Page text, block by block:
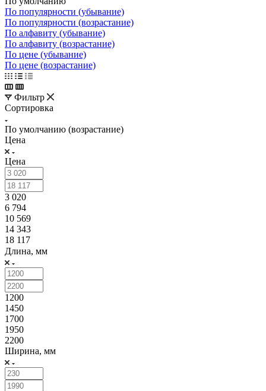
По популярности (убывание)
По популярности (возрастание)
По алфавиту (убывание)
По алфавиту (возрастание)
По цене (убывание)
По цене (возрастание)
Фильтр
Сортировка
По умолчанию (возрастание)
Цена
Цена
3 020
6 794
10 569
14 343
18 117
Длина, мм
1200
1450
1700
1950
2200
Ширина, мм